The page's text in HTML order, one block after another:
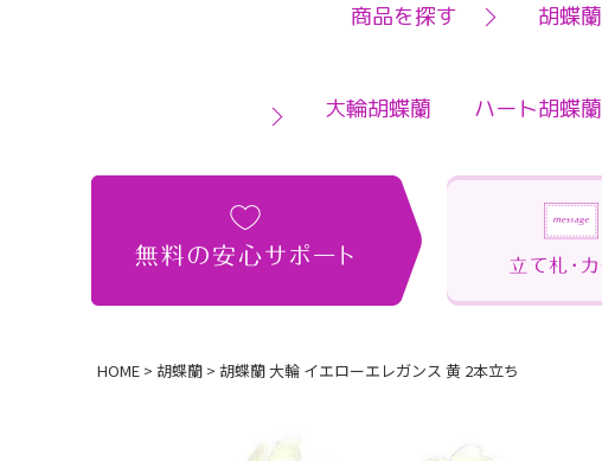
商品を探す 胡蝶蘭
大輪胡蝶蘭 ハート胡蝶蘭
HOME 胡蝶蘭 胡蝶蘭 大輪 イエローエレガンス 黄 2本立ち